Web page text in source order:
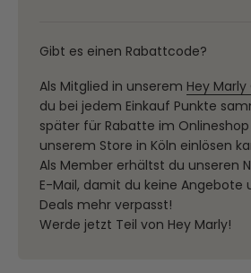
Gibt es einen Rabattcode?
Als Mitglied in unserem Hey Marly
du bei jedem Einkauf Punkte
später für Rabatte im
unserem Store in Köln einlösen
Als Member erhältst du unseren
E-Mail, damit du keine Angebote
Deals mehr verpasst!
Werde jetzt Teil von Hey Marly!